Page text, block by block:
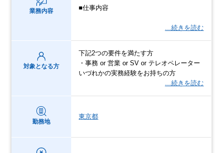
業務内容 ■仕事内容
…続きを読む
対象となる方
下記2つの要件を満たす方
・事務 or 営業 or SV or テレオペレーター
いづれかの実務経験をお持ちの方
…続きを読む
勤務地
東京都